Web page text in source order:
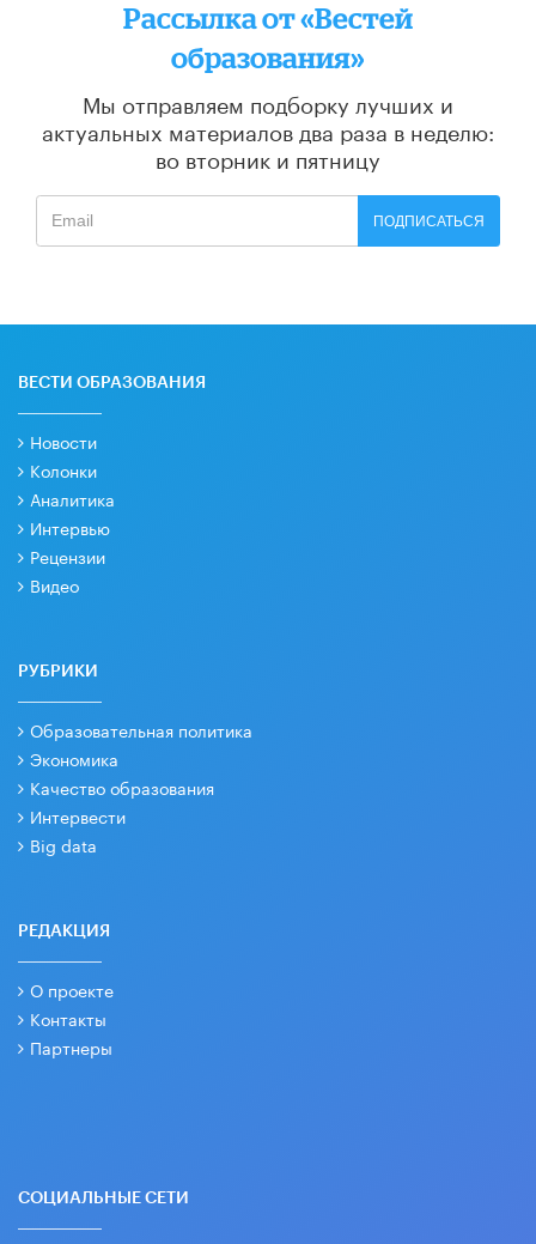
Рассылка от «Вестей
образования»
Мы отправляем подборку лучших и
актуальных материалов два раза в неделю:
во вторник и пятницу
ПОДПИСАТЬСЯ
ВЕСТИ ОБРАЗОВАНИЯ
Новости
Колонки
Аналитика
Интервью
Рецензии
Видео
РУБРИКИ
Образовательная политика
Экономика
Качество образования
Интервести
Big data
РЕДАКЦИЯ
О проекте
Контакты
Партнеры
СОЦИАЛЬНЫЕ СЕТИ